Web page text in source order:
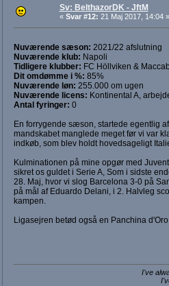
Sv: BelthazorDK - JftM
« Svar #12: 21 Maj 2017, 14:04 »
Nuværende sæson: 2021/22 afslutning
Nuværende klub: Napoli
Tidligere klubber: FC Höllviken &
Dit omdømme i %: 85%
Nuværende løn: 255.000 om ugen
Nuværende licens: Kontinental A,
Antal fyringer: 0
En forrygende sæson, startede egentlig
mandskabet manglede meget før vi var
indkøb, som blev holdt hovedsageligt
Kulminationen på mine opgør med
sikret os guldet i Serie A, Som i sidste
28. Maj, hvor vi slog Barcelona 3-0 på
på mål af Eduardo Delani, i 2. Halvleg
kampen.
Ligasejren betød også en Panchina
I've